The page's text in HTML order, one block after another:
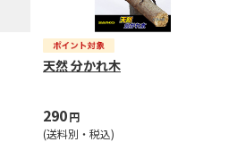
天然 分かれ木
290円
(送料別・税込)